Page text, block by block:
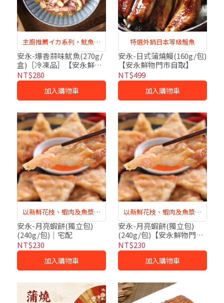
主廚推薦イカ系列，魷魚口
感鮮甜有脆度
安永-爆香蒜味魷魚(270g/
盒)［冷凍品］【安永鮮物
門市自取】
NT$280
加入購物車
特選外銷日本等級鰻魚
安永-日式蒲燒鰻(160g/包)
【安永鮮物門市自取】
NT$499
加入購物車
以新鮮花枝、蝦肉及魚漿製
成，每一口都海味滿溢！
安永-月亮蝦餅(獨立包)
(240g/包)｜宅配
NT$230
加入購物車
以新鮮花枝、蝦肉及魚漿製
成，每一口都海味滿溢！
安永-月亮蝦餅(獨立包)
(240g/包)【安永鮮物門市
自取】
NT$230
加入購物車